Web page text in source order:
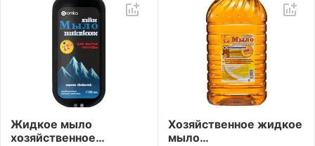
Жидкое мыло
хозяйственное
Хозяйственное жидкое
мыло